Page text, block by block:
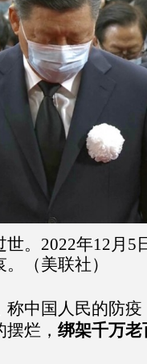
。2022年12月5
（美联社）
称中国人民的防
烂， 绑架千万